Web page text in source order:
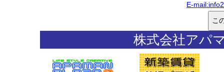
E-mail:
株式会社アパ